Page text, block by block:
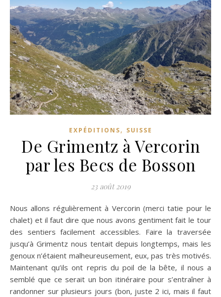
EXPÉDITIONS, SUISSE
De Grimentz à Vercorin
par les Becs de Bosson
23 août 2019
Nous allons régulièrement à Vercorin (merci tatie pour le
chalet) et il faut dire que nous avons gentiment fait le tour
des sentiers facilement accessibles. Faire la traversée
jusqu’à Grimentz nous tentait depuis longtemps, mais les
genoux n’étaient malheureusement, eux, pas très motivés.
Maintenant qu’ils ont repris du poil de la bête, il nous a
semblé que ce serait un bon itinéraire pour s’entraîner à
randonner sur plusieurs jours (bon, juste 2 ici, mais il faut